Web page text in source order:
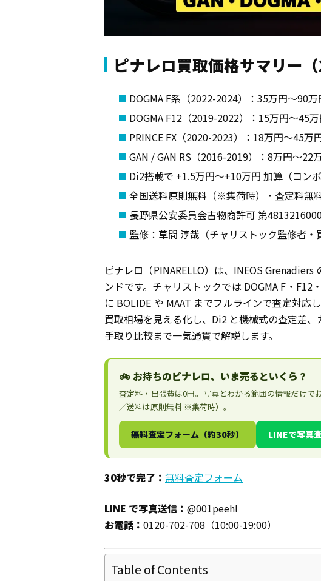
ピナレロ買取価格サマリー
DOGMA F系（2022-2024）：35万円〜90
DOGMA F12（2019-2022）：15万円〜45
PRINCE FX（2020-2023）：18万円〜45万
GAN / GAN RS（2016-2019）：8万円〜22
Di2搭載で +1.5万円〜+10万円 加算（コンポ
全国送料原則無料（※集荷時）・査定料無
長野県公安委員会古物商許可 第
監修：草間 淳哉（チャリストック監修者・
ピナレロ（PINARELLO）は、INEOS
ンドです。チャリストックでは DOGMA F・F12
に BOLIDE や MAAT までフルラインで査定対応
買取相場を見える化し、Di2 と機械式の査定差
手取り比較まで一気通貫で解説します。
🚲 お持ちのピナレロ、いま売るといくら？
査定料・出張費は0円。写真とわかる範囲の情報だけ
／送料は原則無料 ※集荷時）。
無料査定フォーム（約30秒） LINEで写真
30秒で完了： 無料査定フォーム
LINE で写真送信： @001peehl
お電話： 0120-702-708（10:00-19:00）
Table of Contents